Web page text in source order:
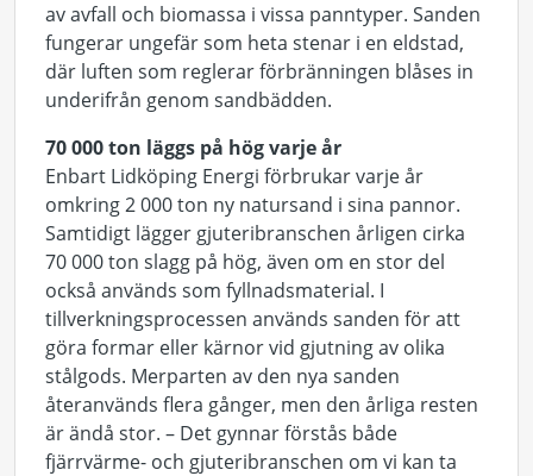
av avfall och biomassa i vissa panntyper. Sanden
fungerar ungefär som heta stenar i en eldstad,
där luften som reglerar förbränningen blåses in
underifrån genom sandbädden.
70 000 ton läggs på hög varje år
Enbart Lidköping Energi förbrukar varje år
omkring 2 000 ton ny natursand i sina pannor.
Samtidigt lägger gjuteribranschen årligen cirka
70 000 ton slagg på hög, även om en stor del
också används som fyllnadsmaterial. I
tillverkningsprocessen används sanden för att
göra formar eller kärnor vid gjutning av olika
stålgods. Merparten av den nya sanden
återanvänds flera gånger, men den årliga resten
är ändå stor. – Det gynnar förstås både
fjärrvärme- och gjuteribranschen om vi kan ta